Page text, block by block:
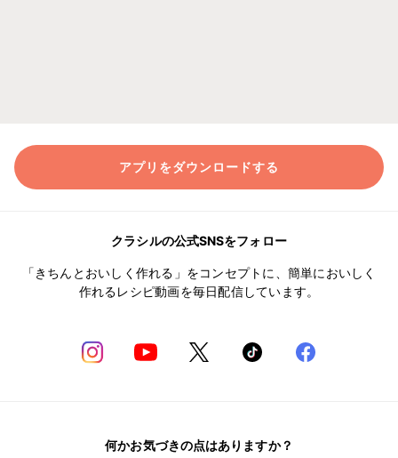
アプリをダウンロードする
クラシルの公式SNSをフォロー
「きちんとおいしく作れる」をコンセプトに、簡単においしく
作れるレシピ動画を毎日配信しています。
何かお気づきの点はありますか？